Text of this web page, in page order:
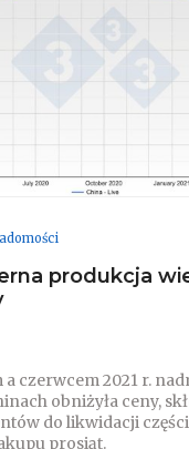
produkcja
czerwcem 2021 r.
obniżyła ceny,
do likwidacji
prosiąt.